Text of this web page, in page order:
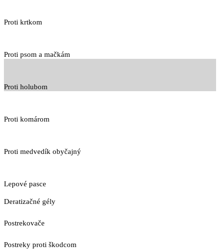
Proti krtkom
Proti psom a mačkám
Proti holubom
Proti komárom
Proti medvedík obyčajný
Lepové pasce
Deratizačné gély
Postrekovače
Postreky proti škodcom